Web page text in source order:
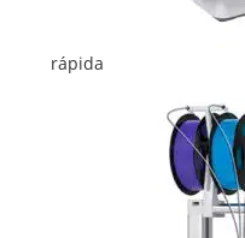
rápida